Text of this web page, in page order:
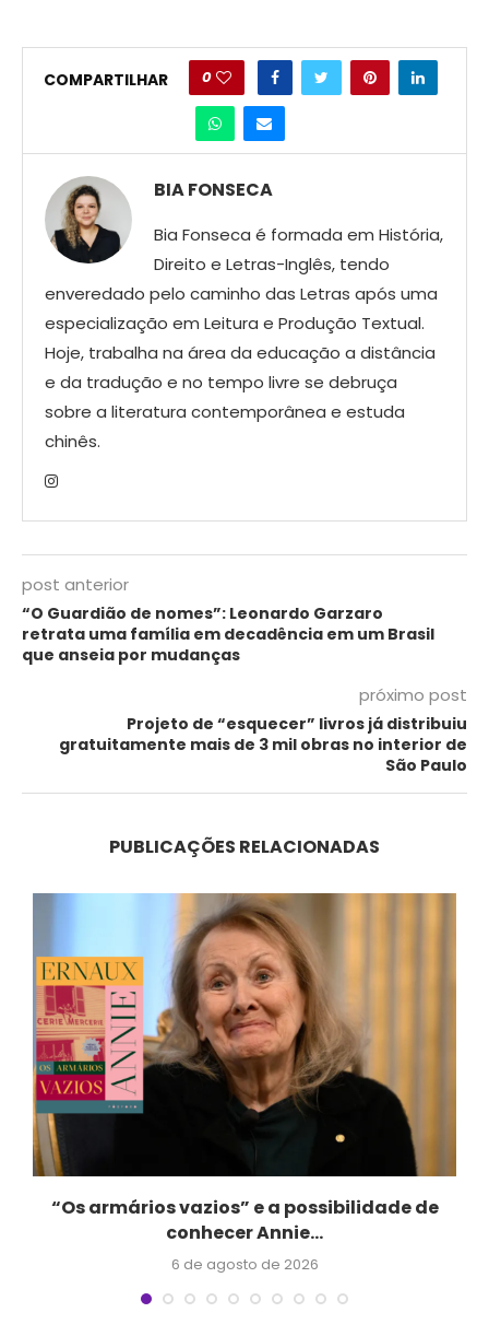
COMPARTILHAR 0
BIA FONSECA
Bia Fonseca é formada em História,
Direito e Letras-Inglês, tendo
enveredado pelo caminho das Letras após uma
especialização em Leitura e Produção Textual.
Hoje, trabalha na área da educação a distância
e da tradução e no tempo livre se debruça
sobre a literatura contemporânea e estuda
chinês.
post anterior
“O Guardião de nomes”: Leonardo Garzaro
retrata uma família em decadência em um Brasil
que anseia por mudanças
próximo post
Projeto de “esquecer” livros já distribuiu
gratuitamente mais de 3 mil obras no interior de
São Paulo
PUBLICAÇÕES RELACIONADAS
“Os armários vazios” e a possibilidade de
conhecer Annie...
6 de agosto de 2026